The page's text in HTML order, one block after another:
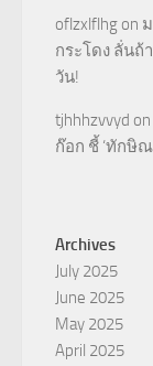
oflzxlflhg on
กระโดง ลั่นถ้
วัน!
tjhhhzvvyd on
ก๊อก ชี้ ‘ทักษิ
Archives
July 2025
June 2025
May 2025
April 2025